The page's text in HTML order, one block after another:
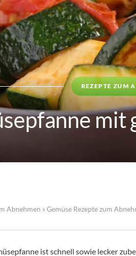
REZEPTE ZUM
mit
Abnehmen »Gemüse Rezepte zum
ist schnell sowie lecker